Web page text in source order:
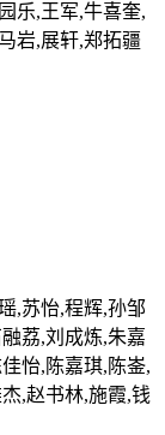
乐,王军,牛喜奎,
岩,展轩,郑拓疆
,苏怡,程辉,孙邹
荔,刘成炼,朱嘉
怡,陈嘉琪,陈崟,
,赵书林,施霞,钱